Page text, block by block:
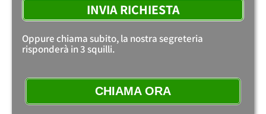
INVIA RICHIESTA
Oppure chiama subito, la nostra segreteria
risponderà in 3 squilli.
CHIAMA ORA